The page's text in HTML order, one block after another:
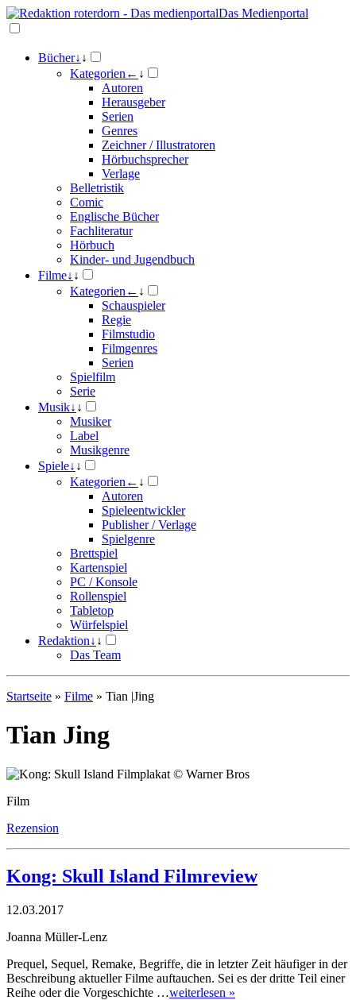
Das Medienportal
Bücher↓ ↓
Kategorien ← ↓
Autoren
Herausgeber
Serien
Genres
Zeichner / Illustratoren
Hörbuchsprecher
Verlage
Belletristik
Comic
Englische Bücher
Fachliteratur
Hörbuch
Kinder- und Jugendbuch
Filme↓ ↓
Kategorien ← ↓
Schauspieler
Regie
Filmstudio
Filmgenres
Serien
Spielfilm
Serie
Musik↓ ↓
Musiker
Label
Musikgenre
Spiele↓ ↓
Kategorien ← ↓
Autoren
Spieleentwickler
Publisher / Verlage
Spielgenre
Brettspiel
Kartenspiel
PC / Konsole
Rollenspiel
Tabletop
Würfelspiel
Redaktion↓ ↓
Das Team
Startseite » Filme » Tian |Jing
Tian Jing
Film
Rezension
Kong: Skull Island Filmreview
12.03.2017
Joanna Müller-Lenz
Prequel, Sequel, Remake, Begriffe, die in letzter Zeit häufiger in der
Beschreibung aktueller Filme auftauchen. Sei es der dritte Teil einer
Reihe oder die Vorgeschichte …weiterlesen »